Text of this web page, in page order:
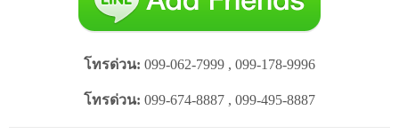
โทรด่วน: 099-062-7999 , 099-178-9996
โทรด่วน: 099-674-8887 , 099-495-8887